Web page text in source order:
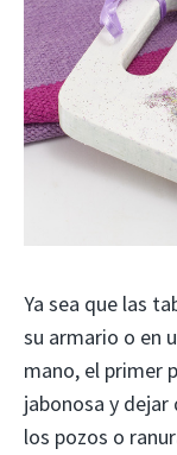
Ya sea que las
su armario o en
mano, el primer
jabonosa y
los pozos o